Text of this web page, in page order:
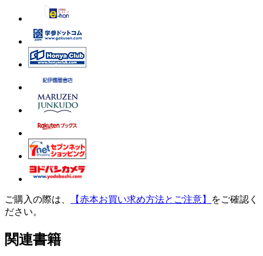
ご購入の際は、 【赤本お買い求め方法とご注意】
をご確認く
ださい。
関連書籍